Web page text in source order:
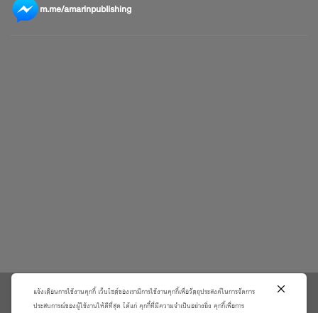
m.me/amarinpublishing
\
แจ้งเตือนการใช้งานคุกกี้ เว็บไซต์ของเรามีการใช้งานคุกกี้เพื่อวัตถุประสงค์ในการจัดการ
ประสบการณ์ของผู้ใช้งานให้ดีที่สุด ได้แก่ คุกกี้ที่มีความจำเป็นอย่างยิ่ง คุกกี้เพื่อการ